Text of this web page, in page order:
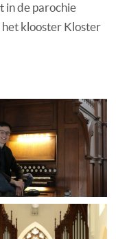
in de parochie
klooster Kloster